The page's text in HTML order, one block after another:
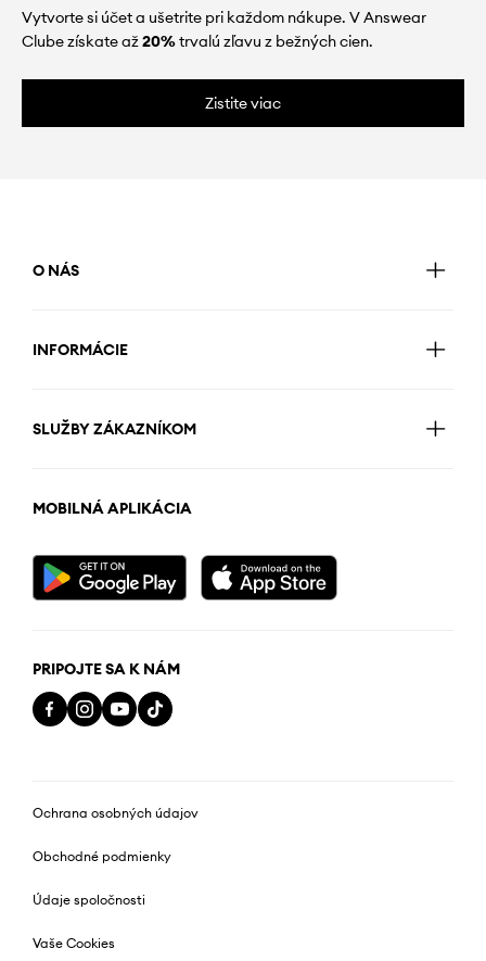
Vytvorte si účet a ušetrite pri každom nákupe. V Answear
Clube získate až20%trvalú zľavu z bežných cien.
Zistite viac
O NÁS
INFORMÁCIE
SLUŽBY ZÁKAZNÍKOM
MOBILNÁ APLIKÁCIA
PRIPOJTE SA K NÁM
Ochrana osobných údajov
Obchodné podmienky
Údaje spoločnosti
Vaše Cookies